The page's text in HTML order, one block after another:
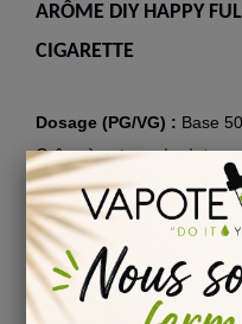
ARÔME DIY HAPPY
CIGARETTE
Dosage (PG/VG) : Base
Grâce à notre calculateur
toute simplicité le volume
concentré pour la
Temps de maturation
Nous vous conseillons de